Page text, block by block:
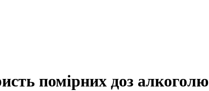
помірних доз алкоголю